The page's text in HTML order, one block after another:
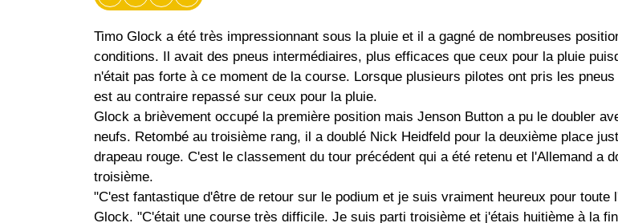
Timo Glock a été très impressionnant sous la pluie et il a gagné de nombreuses
conditions. Il avait des pneus intermédiaires, plus efficaces que ceux pour la pluie
n'était pas forte à ce moment de la course. Lorsque plusieurs pilotes ont pris les
est au contraire repassé sur ceux pour la pluie.
Glock a brièvement occupé la première position mais Jenson Button a pu le doubler
neufs. Retombé au troisième rang, il a doublé Nick Heidfeld pour la deuxième place
drapeau rouge. C'est le classement du tour précédent qui a été retenu et l'Allemand a
troisième.
"C'est fantastique d'être de retour sur le podium et je suis vraiment heureux pour toute
Glock. "C'était une course très difficile. Je suis parti troisième et j'étais huitième à la